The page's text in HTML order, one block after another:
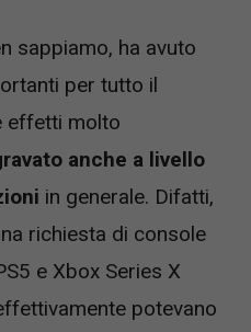
sappiamo, ha avuto
per tutto il
effetti molto
anche a livello
in generale. Difatti,
richiesta di console
e Xbox Series X
potevano